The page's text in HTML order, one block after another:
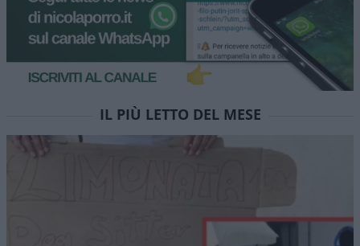
IL PIÙ LETTO DEL MESE